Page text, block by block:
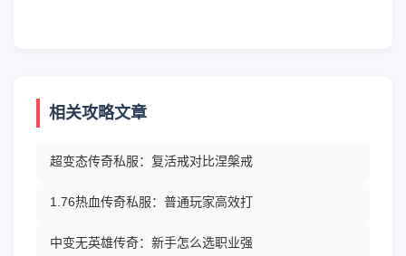
相关攻略文章
超变态传奇私服：复活戒对比涅槃戒
1.76热血传奇私服：普通玩家高效打
中变无英雄传奇：新手怎么选职业强